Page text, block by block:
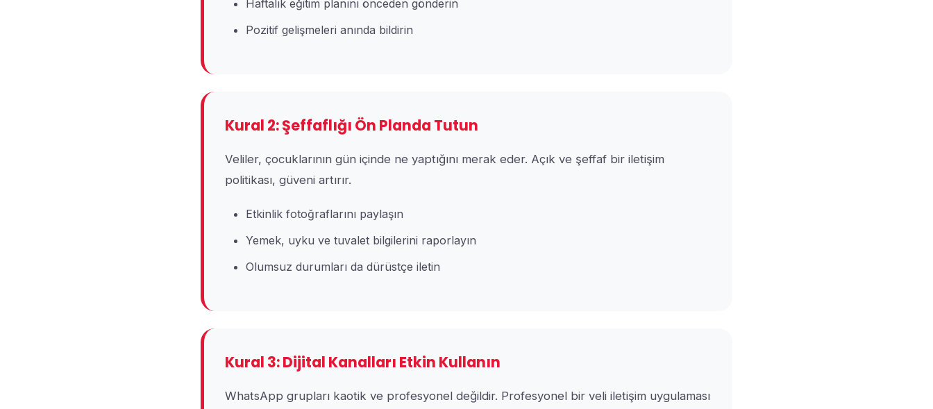
Haftalık eğitim planını önceden gönderin
Pozitif gelişmeleri anında bildirin
Kural 2: Şeffaflığı Ön Planda Tutun
Veliler, çocuklarının gün içinde ne yaptığını merak eder. Açık ve şeffaf bir iletişim
politikası, güveni artırır.
Etkinlik fotoğraflarını paylaşın
Yemek, uyku ve tuvalet bilgilerini raporlayın
Olumsuz durumları da dürüstçe iletin
Kural 3: Dijital Kanalları Etkin Kullanın
WhatsApp grupları kaotik ve profesyonel değildir. Profesyonel bir veli iletişim uygulaması